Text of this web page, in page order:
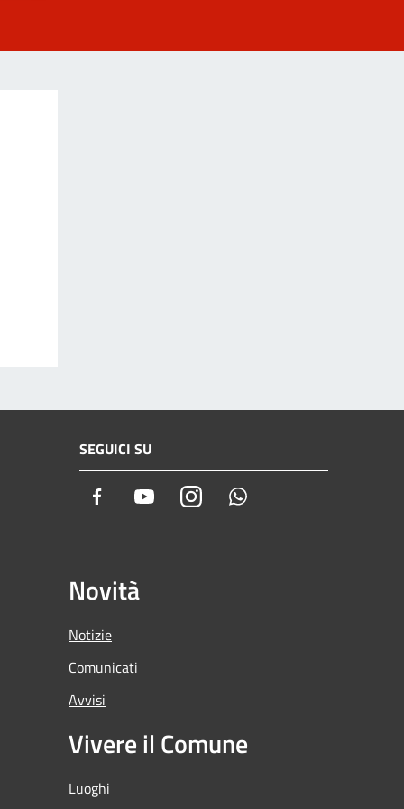
SEGUICI SU
Facebook YoutubeInstagram
Novità
Notizie
Comunicati
Avvisi
Vivere il Comune
Luoghi